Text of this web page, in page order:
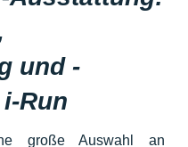
und -
Run
große Auswahl an